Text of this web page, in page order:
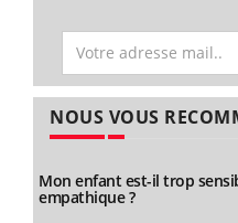
NOUS VOUS
Mon enfant est-il trop
empathique ?